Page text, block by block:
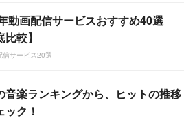
動画配信サービスおすすめ40選
比較】
信サービス20選
音楽ランキングから、ヒットの推移
ック！